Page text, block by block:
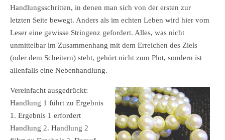
Handlungsschritten, in denen man sich von der ersten zur
letzten Seite bewegt. Anders als im echten Leben wird hier vom
Leser eine gewisse Stringenz gefordert. Alles, was nicht
unmittelbar im Zusammenhang mit dem Erreichen des Ziels
(oder dem Scheitern) steht, gehört nicht zum Plot, sondern ist
allenfalls eine Nebenhandlung.
Vereinfacht ausgedrückt:
Handlung 1 führt zu Ergebnis
1. Ergebnis 1 erfordert
Handlung 2. Handlung 2